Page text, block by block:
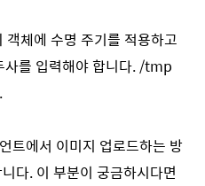
체에 수명 주기를 적용하고
를 입력해야 합니다. /tmp
트에서 이미지 업로드하는 방
다. 이 부분이 궁금하시다면